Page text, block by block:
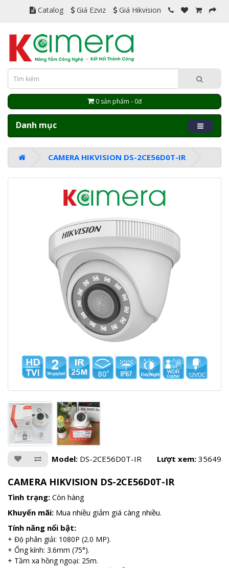
Catalog Giá Ezviz Giá Hikvision
0 sản phẩm - 0đ
Danh mục
CAMERA HIKVISION DS-2CE56D0T-IR
Model: DS-2CE56D0T-IR Lượt xem: 35649
CAMERA HIKVISION DS-2CE56D0T-IR
Tình trạng: Còn hàng
Khuyến mãi: Mua nhiều giảm giá càng nhiều.
Tính năng nổi bật:
+ Độ phân giải: 1080P (2.0 MP).
+ Ống kính: 3.6mm (75°).
+ Tầm xa hồng ngoại: 25m.